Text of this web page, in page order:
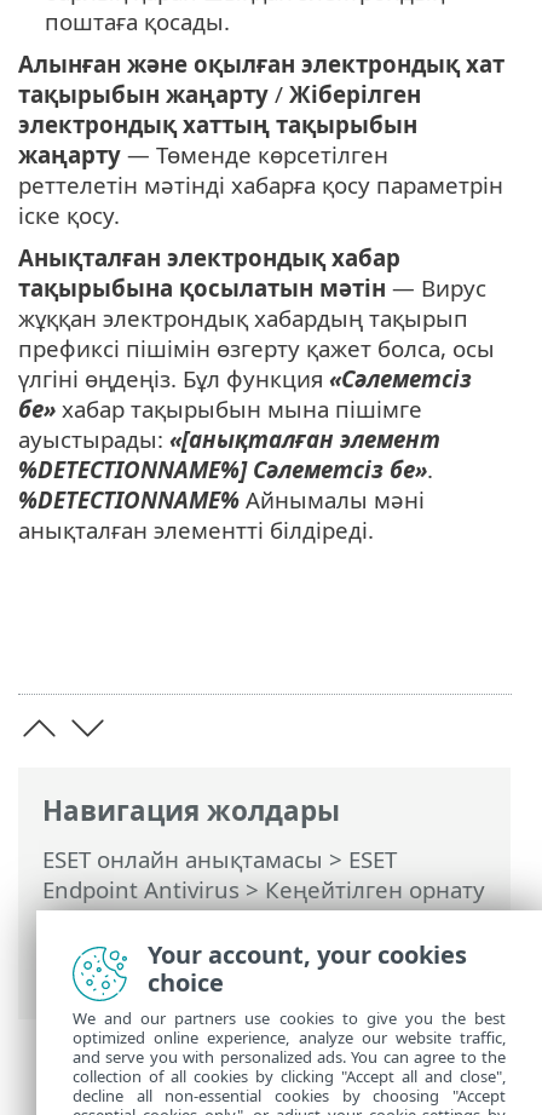
Навигация жолдары
ESET онлайн анықтамасы > ESET
Endpoint Antivirus>Кеңейтілген орнату
>Қорғаныстар>Электрондық пошта
клиентін қорғау>Пошта жәшігін
қорғау> Жауап
поштаға қосады.
Алынған және оқылған электрондық хат
тақырыбын жаңарту / Жіберілген
электрондық хаттың тақырыбын
жаңарту — Төменде көрсетілген
реттелетін мәтінді хабарға қосу параметрін
іске қосу.
Анықталған электрондық хабар
тақырыбына қосылатын мәтін — Вирус
жұққан электрондық хабардың тақырып
префиксі пішімін өзгерту қажет болса, осы
үлгіні өңдеңіз. Бұл функция «Сәлеметсіз
бе» хабар тақырыбын мына пішімге
ауыстырады: «[анықталған элемент
%DETECTIONNAME%] Сәлеметсіз бе».
%DETECTIONNAME% Айнымалы мәні
анықталған элементті білдіреді.
Your account, your cookies
choice
We and our partners use cookies to give you the best
optimized online experience, analyze our website traffic,
and serve you with personalized ads. You can agree to the
collection of all cookies by clicking "Accept all and close",
decline all non-essential cookies by choosing "Accept